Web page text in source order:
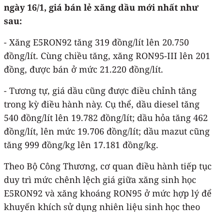
ngày 16/1, giá bán lẻ xăng dầu mới nhất như
sau:
- Xăng E5RON92 tăng 319 đồng/lít lên 20.750
đồng/lít. Cùng chiều tăng, xăng RON95-III lên 201
đồng, được bán ở mức 21.220 đồng/lít.
- Tương tự, giá dầu cũng được điều chỉnh tăng
trong kỳ điều hành này. Cụ thể, dầu diesel tăng
540 đồng/lít lên 19.782 đồng/lít; dầu hỏa tăng 462
đồng/lít, lên mức 19.706 đồng/lít; dầu mazut cũng
tăng 999 đồng/kg lên 17.181 đồng/kg.
Theo Bộ Công Thương, cơ quan điều hành tiếp tục
duy trì mức chênh lệch giá giữa xăng sinh học
E5RON92 và xăng khoáng RON95 ở mức hợp lý để
khuyến khích sử dụng nhiên liệu sinh học theo